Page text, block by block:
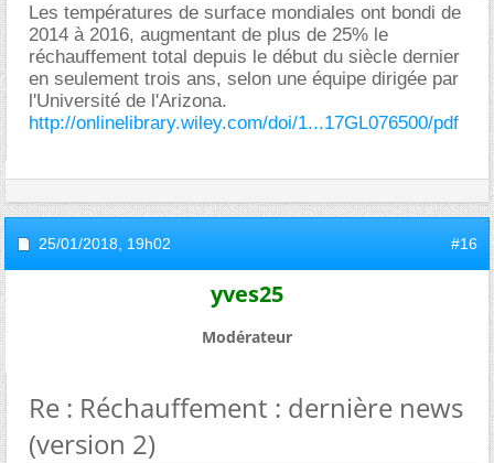
Les températures de surface mondiales ont bondi de
2014 à 2016, augmentant de plus de 25% le
réchauffement total depuis le début du siècle dernier
en seulement trois ans, selon une équipe dirigée par
l'Université de l'Arizona.
http://onlinelibrary.wiley.com/doi/1...17GL076500/pdf
25/01/2018, 19h02 #16
yves25
Modérateur
Re : Réchauffement : dernière news
(version 2)